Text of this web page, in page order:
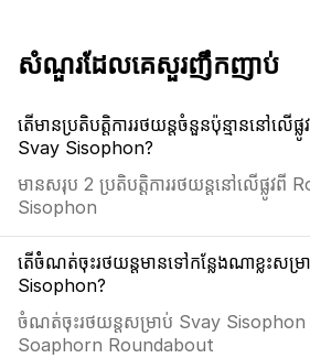
សំណួរដែលគេសួរញឹកញាប់
តើមានប្រតិបត្តិការរថយន្តចំនួនប៉ុន្មាននៅលើ
Svay Sisophon?
មានសរុប 2 ប្រតិបត្តិការរថយន្តនៅលើផ្លូវពី
Sisophon
តើចំំណត់ចុះរថយន្តមានទៅកន្លែងណាខ្លះសម្
Sisophon?
ចំណត់ចុះរថយន្តសម្រាប់ Svay Sisophon
Soaphorn Roundabout